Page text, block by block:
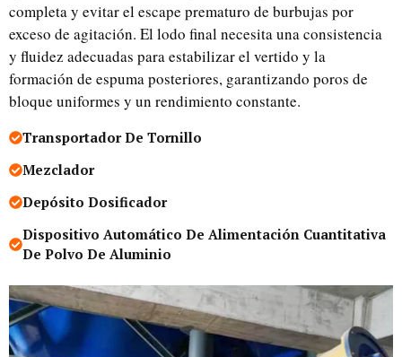
completa y evitar el escape prematuro de burbujas por
exceso de agitación. El lodo final necesita una consistencia
y fluidez adecuadas para estabilizar el vertido y la
formación de espuma posteriores, garantizando poros de
bloque uniformes y un rendimiento constante.
Transportador De Tornillo
Mezclador
Depósito Dosificador
Dispositivo Automático De Alimentación Cuantitativa
De Polvo De Aluminio